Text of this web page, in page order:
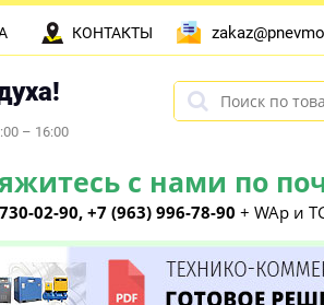
– 16:00
с нами по
02-90, +7 (963) 996-78-90 + WAp и
КОНТАКТЫ